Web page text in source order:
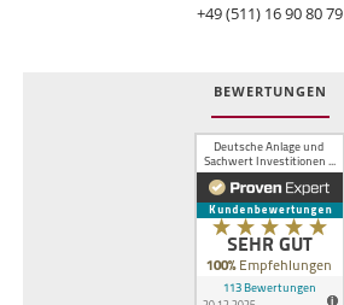
+49 (511) 16 90 80 79
BEWERTUNGEN